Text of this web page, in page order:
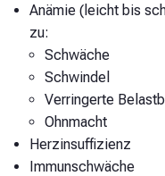
Anämie (leicht bis
zu:
Schwäche
Schwindel
Verringerte
Ohnmacht
Herzinsuffizienz
Immunschwäche